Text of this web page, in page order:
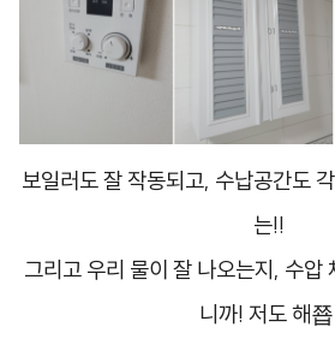
보일러도 잘 작동되고, 수납공간도
는!!
그리고 우리 물이 잘 나오는지, 수압
니까! 저도 해